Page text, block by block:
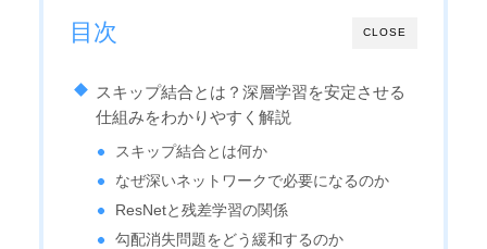
CLOSE
目次
スキップ結合とは？深層学習を安定させる
仕組みをわかりやすく解説
スキップ結合とは何か
なぜ深いネットワークで必要になるのか
ResNetと残差学習の関係
勾配消失問題をどう緩和するのか